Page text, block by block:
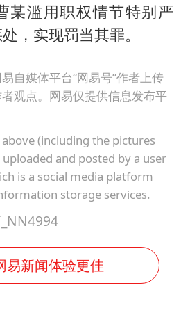
某滥用职权情节特别严
，实现罚当其罪。
自媒体平台“网易号”作者上传
观点。网易仅提供信息发布平
(including the pictures
and posted by a user
is a social media platform
storage services.
易新闻体验更佳